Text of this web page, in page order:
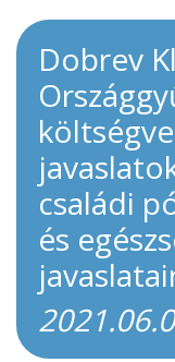
Dobrev
családi
és